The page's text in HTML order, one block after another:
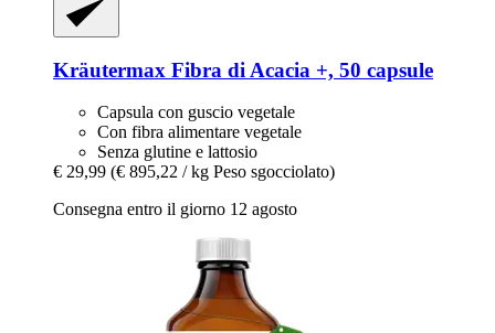
Kräutermax Fibra di Acacia +, 50 capsule
Capsula con guscio vegetale
Con fibra alimentare vegetale
Senza glutine e lattosio
€ 29,99 (€ 895,22 / kg Peso sgocciolato)
Consegna entro il giorno 12 agosto